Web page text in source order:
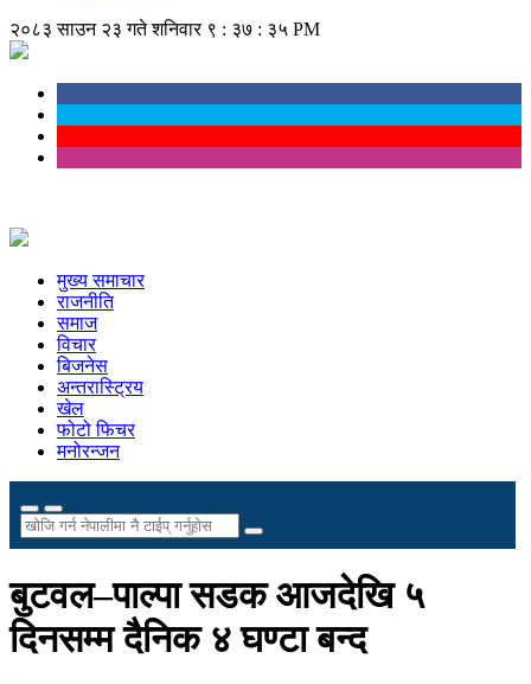
२०८३ साउन २३ गते शनिवार ९ : ३७ : ३६ PM
मुख्य समाचार
राजनीति
समाज
विचार
बिजनेस
अन्तरास्ट्रिय
खेल
फोटो फिचर
मनोरन्जन
बुटवल–पाल्पा सडक आजदेखि ५
दिनसम्म दैनिक ४ घण्टा बन्द